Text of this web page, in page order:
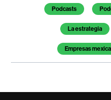
Temas de este artículo
Podcasts
La estrategia
Empresas